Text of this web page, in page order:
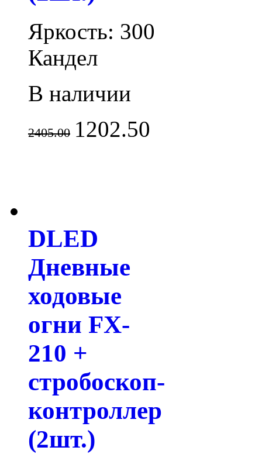
Яркость: 300
Кандел
В наличии
2405.00 1202.50
DLED
Дневные
ходовые
огни FX-
210 +
стробоскоп-
контроллер
(2шт.)